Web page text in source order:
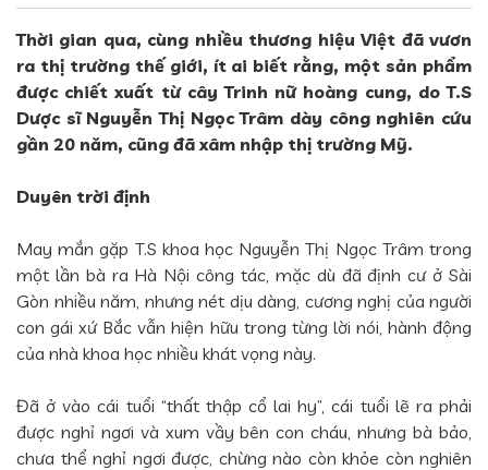
Thời gian qua, cùng nhiều thương hiệu Việt đã vươn
ra thị trường thế giới, ít ai biết rằng, một sản phẩm
được chiết xuất từ cây Trinh nữ hoàng cung, do T.S
Dược sĩ Nguyễn Thị Ngọc Trâm dày công nghiên cứu
gần 20 năm, cũng đã xâm nhập thị trường Mỹ.
Duyên trời định
May mắn gặp T.S khoa học Nguyễn Thị Ngọc Trâm trong
một lần bà ra Hà Nội công tác, mặc dù đã định cư ở Sài
Gòn nhiều năm, nhưng nét dịu dàng, cương nghị của người
con gái xứ Bắc vẫn hiện hữu trong từng lời nói, hành động
của nhà khoa học nhiều khát vọng này.
Đã ở vào cái tuổi “thất thập cổ lai hy”, cái tuổi lẽ ra phải
được nghỉ ngơi và xum vầy bên con cháu, nhưng bà bảo,
chưa thể nghỉ ngơi được, chừng nào còn khỏe còn nghiên